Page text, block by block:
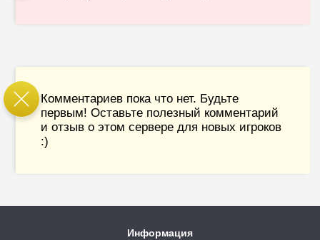
Комментариев пока что нет. Будьте
первым! Оставьте полезный комментарий
и отзыв о этом сервере для новых игроков
:)
Информация